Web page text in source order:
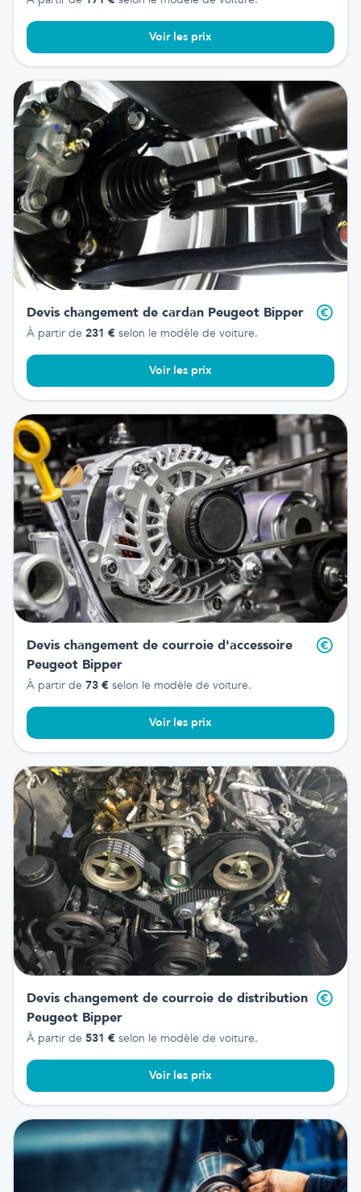
Voir les prix
Devis changement de cardan Peugeot Bipper
À partir de 231 € selon le modèle de voiture.
Voir les prix
Devis changement de courroie d'accessoire
Peugeot Bipper
À partir de 73 € selon le modèle de voiture.
Voir les prix
Devis changement de courroie de distribution
Peugeot Bipper
À partir de 531 € selon le modèle de voiture.
Voir les prix